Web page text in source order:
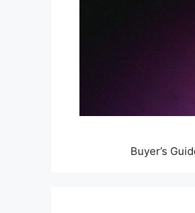
Buyer’s